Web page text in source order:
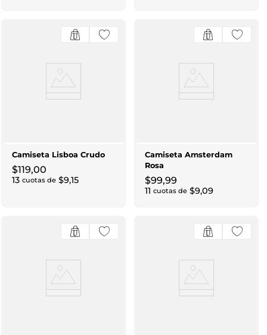
Camiseta Lisboa Crudo
$119,00
13 cuotas de $9,15
Camiseta Amsterdam
Rosa
$99,99
11 cuotas de $9,09